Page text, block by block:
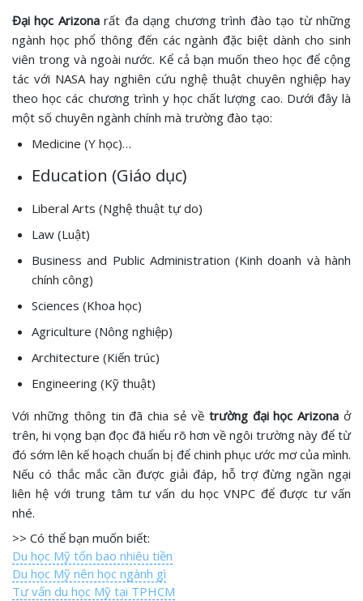
Đại học Arizonarất đa dạng chương trình đào tạo từ những
ngành học phổ thông đến các ngành đặc biệt dành cho sinh
viên trong và ngoài nước. Kể cả bạn muốn theo học để cộng
tác với NASA hay nghiên cứu nghệ thuật chuyên nghiệp hay
theo học các chương trình y học chất lượng cao. Dưới đây là
một số chuyên ngành chính mà trường đào tạo:
Medicine (Y học)…
Education (Giáo dục)
Liberal Arts (Nghệ thuật tự do)
Law (Luật)
Business and Public Administration (Kinh doanh và hành
chính công)
Sciences (Khoa học)
Agriculture (Nông nghiệp)
Architecture (Kiến ​​trúc)
Engineering (Kỹ thuật)
Với những thông tin đã chia sẻ vềtrường đại học Arizonaở
trên, hi vọng bạn đọc đã hiểu rõ hơn về ngôi trường này để từ
đó sớm lên kế hoạch chuẩn bị để chinh phục ước mơ của mình.
Nếu có thắc mắc cần được giải đáp, hỗ trợ đừng ngần ngại
liên hệ với trung tâm tư vấn du học VNPC để được tư vấn
nhé.
>> Có thể bạn muốn biết:
Du học Mỹ tốn bao nhiêu tiền
Du học Mỹ nên học ngành gì
Tư vấn du học Mỹ tại TPHCM